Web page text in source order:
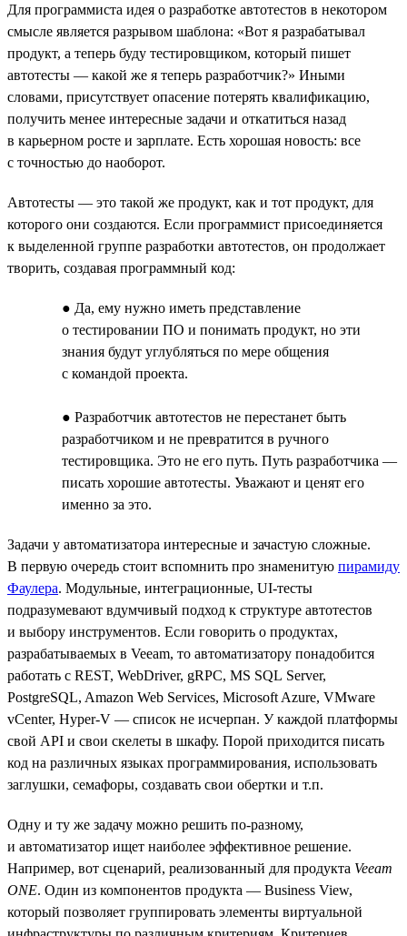
Для программиста идея о разработке автотестов в некотором
смысле является разрывом шаблона: «Вот я разрабатывал
продукт, а теперь буду тестировщиком, который пишет
автотесты — какой же я теперь разработчик?» Иными
словами, присутствует опасение потерять квалификацию,
получить менее интересные задачи и откатиться назад
в карьерном росте и зарплате. Есть хорошая новость: все
с точностью до наоборот.
Автотесты — это такой же продукт, как и тот продукт, для
которого они создаются. Если программист присоединяется
к выделенной группе разработки автотестов, он продолжает
творить, создавая программный код:
● Да, ему нужно иметь представление
о тестировании ПО и понимать продукт, но эти
знания будут углубляться по мере общения
с командой проекта.
● Разработчик автотестов не перестанет быть
разработчиком и не превратится в ручного
тестировщика. Это не его путь. Путь разработчика —
писать хорошие автотесты. Уважают и ценят его
именно за это.
Задачи у автоматизатора интересные и зачастую сложные.
В первую очередь стоит вспомнить про знаменитую пирамиду
Фаулера. Модульные, интеграционные, UI-тесты
подразумевают вдумчивый подход к структуре автотестов
и выбору инструментов. Если говорить о продуктах,
разрабатываемых в Veeam, то автоматизатору понадобится
работать с REST, WebDriver, gRPC, MS SQL Server,
PostgreSQL, Amazon Web Services, Microsoft Azure, VMware
vCenter, Hyper-V — список не исчерпан. У каждой платформы
свой API и свои скелеты в шкафу. Порой приходится писать
код на различных языках программирования, использовать
заглушки, семафоры, создавать свои обертки и т.п.
Одну и ту же задачу можно решить по-разному,
и автоматизатор ищет наиболее эффективное решение.
Например, вот сценарий, реализованный для продукта Veeam
ONE. Один из компонентов продукта — Business View,
который позволяет группировать элементы виртуальной